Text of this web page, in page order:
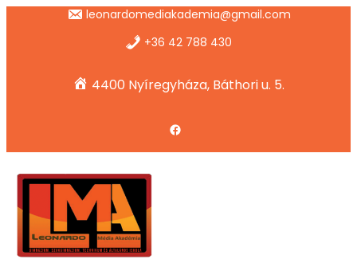
leonardomediakademia@gmail.com
+36 42 788 430
4400 Nyíregyháza, Báthori u. 5.
Facebook